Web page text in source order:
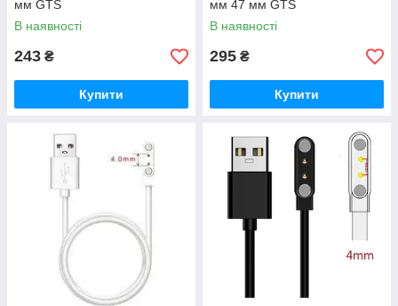
мм GTS
В наявності
243 ₴
Купити
мм 47 мм GTS
В наявності
295 ₴
Купити